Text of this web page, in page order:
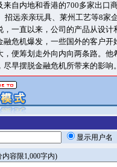
来自内地和香港的700多家出口
招远亲亲玩具、莱州工艺等8家
，一直以来，公司的产品从设
融危机爆发，一些国外的客户
，便筹划走外向内向两条路。
尽早摆脱金融危机所带来的影响
显示用户
容限1,000字内)